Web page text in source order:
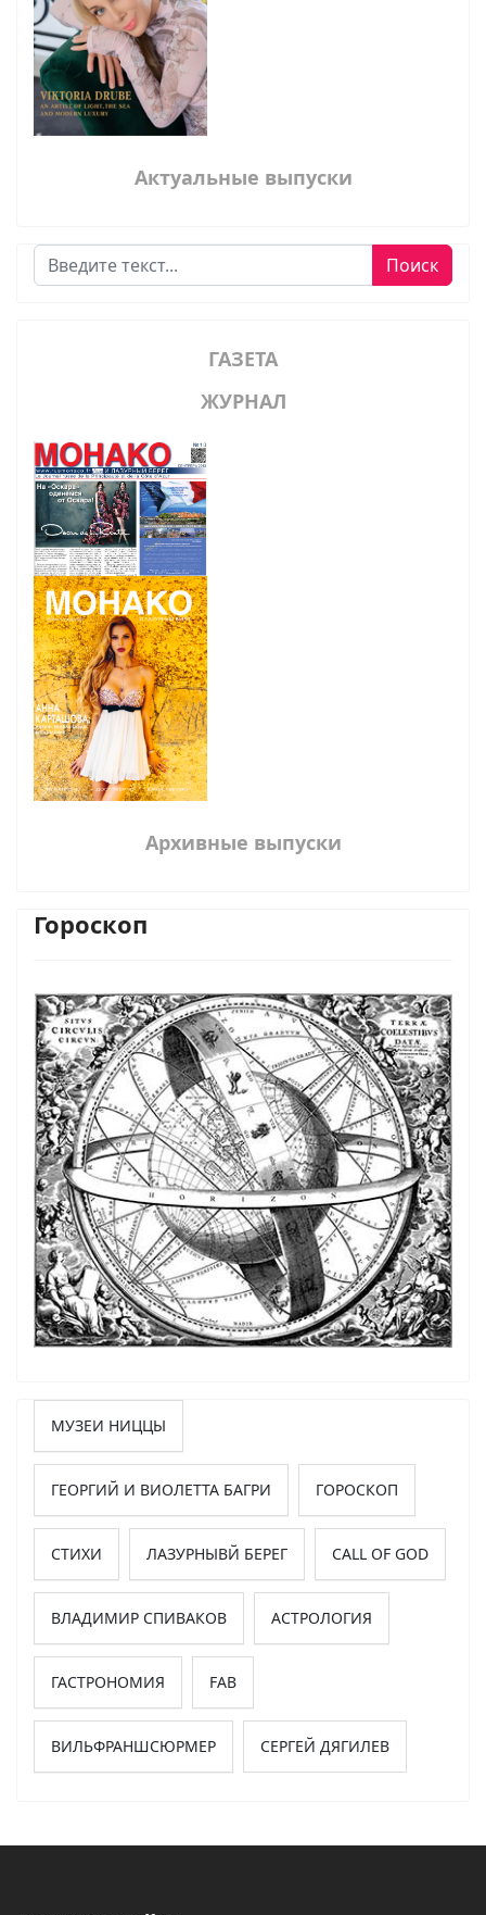
Актуальные выпуски
Поиск Поиск
ГАЗЕТА
ЖУРНАЛ
Архивные выпуски
Гороскоп
МУЗЕИ НИЦЦЫ
ГЕОРГИЙ И ВИОЛЕТТА БАГРИ ГОРОСКОП
СТИХИ ЛАЗУРНЫВЙ БЕРЕГ CALL OF GOD
ВЛАДИМИР СПИВАКОВ АСТРОЛОГИЯ
ГАСТРОНОМИЯ FAB
ВИЛЬФРАНШСЮРМЕР СЕРГЕЙ ДЯГИЛЕВ